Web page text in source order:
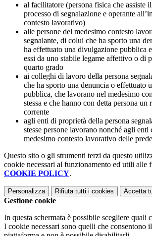
al facilitatore (persona fisica che assiste
processo di segnalazione e operante
contesto lavorativo)
alle persone del medesimo contesto
segnalante, di colui che ha sporto una
ha effettuato una divulgazione pubblica
essi da uno stabile legame affettivo o di
quarto grado
ai colleghi di lavoro della persona
che ha sporto una denuncia o effettuato
pubblica, che lavorano nel medesimo
stessa e che hanno con detta persona un
corrente
agli enti di proprietà della persona
stesse persone lavorano nonché agli enti
medesimo contesto lavorativo delle
Questo sito o gli strumenti terzi da questo
cookie necessari al funzionamento ed utili alle
COOKIE POLICY.
Personalizza Rifiuta tutti i cookies Accetta
Gestione cookie
In questa schermata è possibile scegliere quali
I cookie necessari sono quelli che consentono